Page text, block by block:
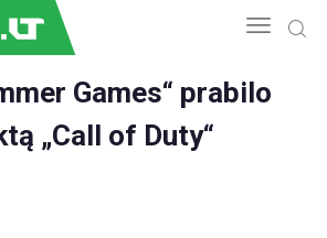
Games“ prabilo
„Call of Duty“